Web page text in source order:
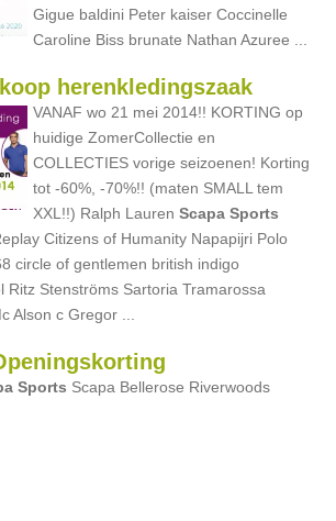
Gigue baldini Peter kaiser Coccinelle
Caroline Biss brunate Nathan Azuree ...
herenkledingszaak
VANAF wo 21 mei 2014!! KORTING op
huidige ZomerCollectie en
COLLECTIES vorige seizoenen! Korting
tot -60%, -70%!! (maten SMALL tem
XXL!!) Ralph LaurenScapa Sports
Citizens of Humanity Napapijri Polo
circle of gentlemen british indigo
Ritz Stenströms Sartoria Tramarossa
Alson c Gregor ...
Sports Scapa Bellerose Riverwoods